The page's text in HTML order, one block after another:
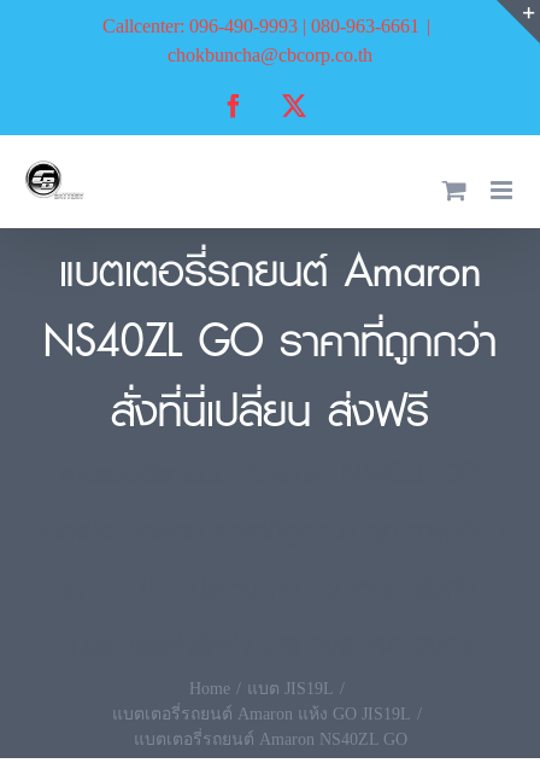
Callcenter: 096-490-9993 | 080-963-6661 |
chokbuncha@cbcorp.co.th
Facebook
แบตเตอรี่รถยนต์ Amaron
NS40ZL GO ราคาที่ถูกกว่า
สั่งที่นี่เปลี่ยน ส่งฟรี
Home
แบต JIS19L
แบตเตอรี่รถยนต์ Amaron แห้ง GO JIS19L
แบตเตอรี่รถยนต์ Amaron NS40ZL GO